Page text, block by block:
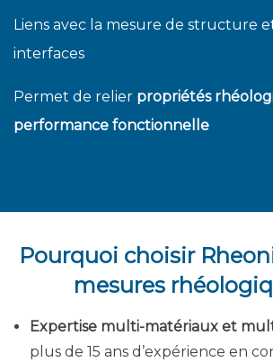
Liens avec la mesure de structure
interfaces
Permet de relier propriétés
performance fonctionnelle
Pourquoi choisir
mesures
Expertise multi-matériaux et
plus de 15 ans d’expérience en